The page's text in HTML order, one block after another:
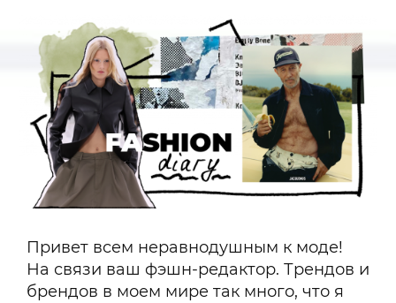
Привет всем неравнодушным к моде!
На связи ваш фэшн-редактор. Трендов и
брендов в моем мире так много, что я